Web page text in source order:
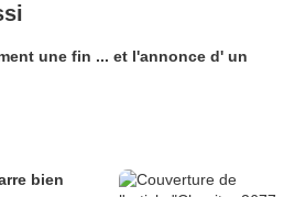
une fin ... et l'annonce d' un
bien